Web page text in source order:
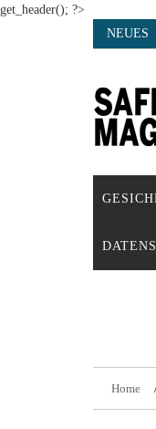
get_header(); ?>
NEUES
Sicherlich
Home